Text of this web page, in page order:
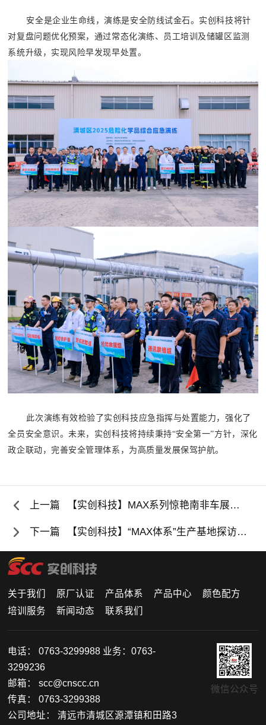
安全是企业生命线，演练是安全防线试金石。实创科技将针
对复盘问题优化预案，通过常态化演练、员工培训及储罐区监测
系统升级，实现风险早发现早处置。
此次演练有效检验了实创科技应急指挥与处置能力，强化了
全员安全意识。未来，实创科技将持续秉持“安全第一”方针，深化
政企联动，完善安全管理体系，为高质量发展保驾护航。
【实创科技】MAX系列惊艳南非车展！硬核精准色彩科技开启非洲市场新篇
上一篇
下一篇 【实创科技】“MAX体系”生产基地探访：解码精准色彩硬核实力
关于我们 原厂认证 产品体系 产品中心
颜色配方
培训服务
新闻动态 联系我们
微信公众号
电话： 0763-3299988 业务：0763-
3299236
邮箱： scc@cnscc.cn
传真： 0763-3299388
公司地址： 清远市清城区源潭镇和田路3